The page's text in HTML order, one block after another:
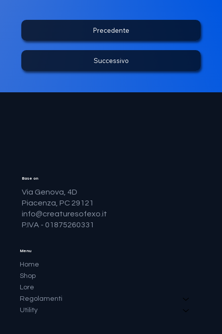
Precedente
Successivo
Via Genova, 4D
Piacenza, PC 29121
info@creaturesofexo.it
P.IVA - 01875260331
Base on
Menu
Home
Shop
Lore
Regolamenti
Utility